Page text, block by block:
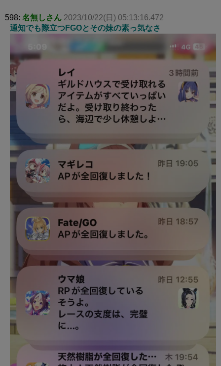
598: 名無しさん 2023/10/22(日) 05:13:16.472
通知でも際立つFGOとその妹の素っ気なさ